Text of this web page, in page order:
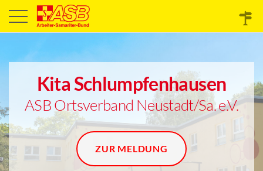
Kita Schlumpfenhausen
ASB Ortsverband Neustadt/Sa. e.V.
ZUR MELDUNG